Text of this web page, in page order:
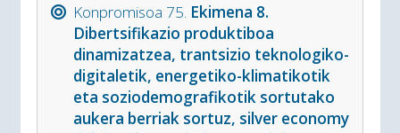
Konpromisoa 75. Ekimena 8.
Dibertsifikazio produktiboa
dinamizatzea, trantsizio teknologiko-
digitaletik, energetiko-klimatikotik
eta soziodemografikotik sortutako
aukera berriak sortuz, silver economy